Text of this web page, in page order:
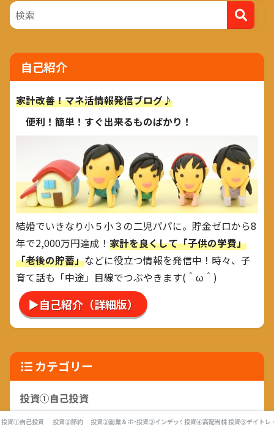
自己紹介
家計改善！マネ活情報発信ブログ♪
便利！簡単！すぐ出来るものばかり！
結婚でいきなり小５小３の二児パパに。貯金ゼロから8
年で2,000万円達成！ 家計を良くして「子供の学費」
「老後の貯蓄」などに役立つ情報を発信中！時々、子
育て話も「中途」目線でつぶやきます(＾ω＾)
▶自己紹介（詳細版）
カテゴリー
投資①自己投資
「健康」は最大の資産
投資①自己投資 投資②節約 投資②副業＆ポイ活投資③インデックス投資投資④高配当株投資⑤デイトレ